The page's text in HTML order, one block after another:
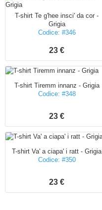
T-shirt Te g'hee insci' da cor -
Grigia
Codice: #346
23 €
T-shirt Tiremm innanz - Grigia
Codice: #348
23 €
T-shirt Va' a ciapa' i ratt - Grigia
Codice: #350
23 €